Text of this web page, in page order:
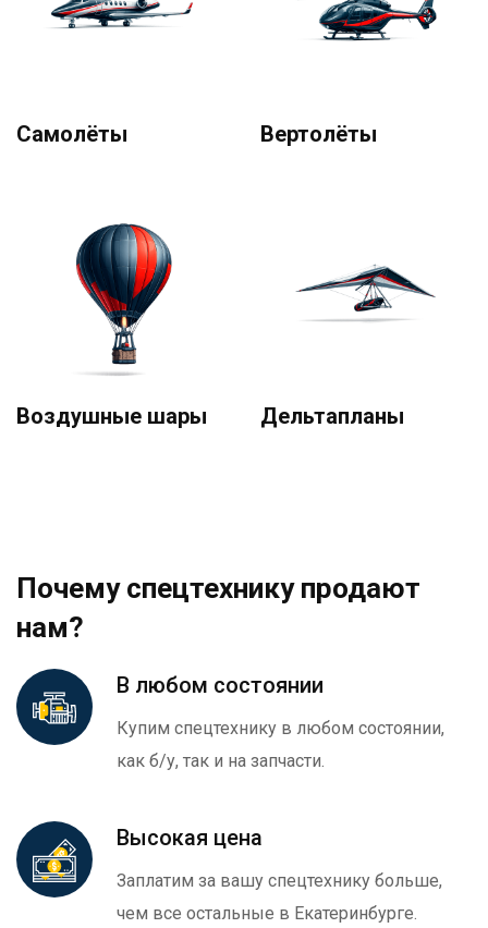
Самолёты Вертолёты
Воздушные шары Дельтапланы
Почему спецтехнику продают
нам?
В любом состоянии
Купим спецтехнику в любом состоянии,
как б/у, так и на запчасти.
Высокая цена
Заплатим за вашу спецтехнику больше,
чем все остальные в Екатеринбурге.